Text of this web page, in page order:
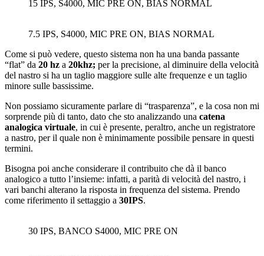
15 IPS, S4000, MIC PRE ON, BIAS NORMAL
7.5 IPS, S4000, MIC PRE ON, BIAS NORMAL
Come si può vedere, questo sistema non ha una banda passante
“flat” da 20 hz a 20khz; per la precisione, al diminuire della velocità
del nastro si ha un taglio maggiore sulle alte frequenze e un taglio
minore sulle bassissime.
Non possiamo sicuramente parlare di “trasparenza”, e la cosa non mi
sorprende più di tanto, dato che sto analizzando una catena
analogica virtuale, in cui è presente, peraltro, anche un registratore
a nastro, per il quale non è minimamente possibile pensare in questi
termini.
Bisogna poi anche considerare il contribuito che dà il banco
analogico a tutto l’insieme: infatti, a parità di velocità del nastro, i
vari banchi alterano la risposta in frequenza del sistema. Prendo
come riferimento il settaggio a 30IPS.
30 IPS, BANCO S4000, MIC PRE ON